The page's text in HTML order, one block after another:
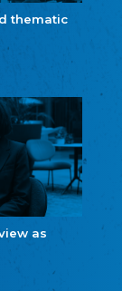
thematic
as